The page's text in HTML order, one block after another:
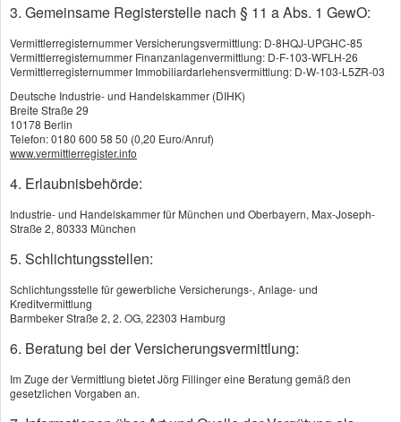
Ausflüge mit großer Sorgfalt. Beim
Krankenschutz bleibt dagegen oft ein blinder
Fleck. Gerade auf Reisen entsteht jedoch schnell
eine Situation, in der aus einer kurzen
Behandlung ein spürbarer Kostenblock wird.
Arztbesuche, Medikamente, Klinikaufenthalte
oder ein Rücktransport bewegen sich rasch in
einer Größenordnung, die die Reisekasse
Unterschiedlicher GKV-Schutz in
Deutschland, Europa, weltweit
Die gesetzliche Krankenversicherung greift im
Ausland nur begrenzt. Innerhalb Europas richtet
sich der Umfang nach dem jeweiligen
Gesundheitssystem vor Ort; übernommen wird
meist nur das, was dort vorgesehen ist oder was
in Deutschland als Vergleichswert gilt.
Außerhalb Europas endet dieser Schutz häufig
3. Gemeinsame Registerstelle nach § 11 a Abs. 1 GewO:
Vermittlerregisternummer Versicherungsvermittlung: D-8HQJ-UPGHC-85
Vermittlerregisternummer Finanzanlagenvermittlung: D-F-103-WFLH-26
Vermittlerregisternummer Immobiliardarlehensvermittlung: D-W-103-L5ZR-03
Deutsche Industrie- und Handelskammer (DIHK)
Breite Straße 29
10178 Berlin
Telefon: 0180 600 58 50 (0,20 Euro/Anruf)
www.vermittlerregister.info
4. Erlaubnisbehörde:
Industrie- und Handelskammer für München und Oberbayern, Max-Joseph-
Straße 2, 80333 München
5. Schlichtungsstellen:
Schlichtungsstelle für gewerbliche Versicherungs-, Anlage- und
Kreditvermittlung
Barmbeker Straße 2, 2. OG, 22303 Hamburg
6. Beratung bei der Versicherungsvermittlung:
Im Zuge der Vermittlung bietet Jörg Fillinger eine Beratung gemäß den
gesetzlichen Vorgaben an.